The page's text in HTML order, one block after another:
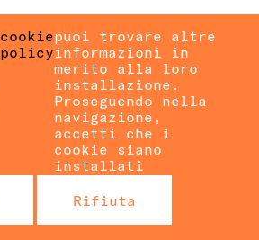
cookie
policy
puoi trovare altre
informazioni in
merito alla loro
installazione.
Proseguendo nella
navigazione,
accetti che i
cookie siano
installati
Rifiuta